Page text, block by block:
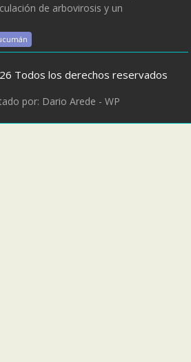
de arbovirosis y un
Todos los derechos reservados